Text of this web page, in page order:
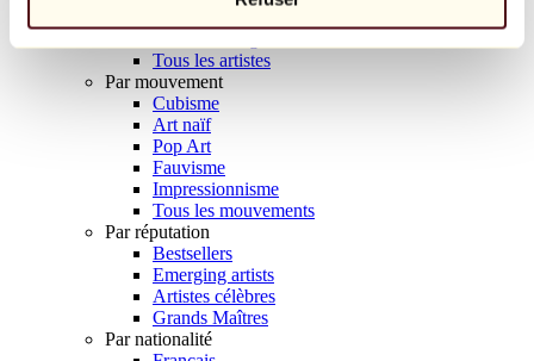
Tous les artistes
Par mouvement
Cubisme
Art naïf
Pop Art
Fauvisme
Impressionnisme
Tous les mouvements
Par réputation
Bestsellers
Emerging artists
Artistes célèbres
Grands Maîtres
Par nationalité